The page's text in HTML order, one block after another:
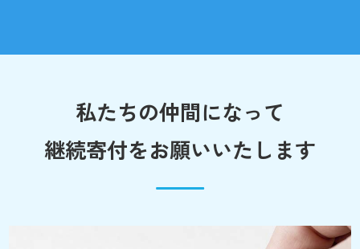
私たちの仲間になって
継続寄付をお願いいたします